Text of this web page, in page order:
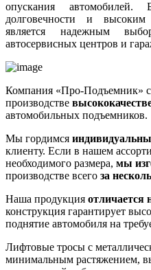
опускания автомобилей.
долговечности и высоким
является надежным
автосервисных центров и
Компания «Про-Подъемник»
производстве
автомобильных подъемников.
Мы гордимся
клиенту. Если в нашем
необходимого размера, мы
производстве всего за
Наша продукция отличается
конструкция гарантирует
поднятие автомобиля на
Лифтовые тросы с
минимальным растяжением,